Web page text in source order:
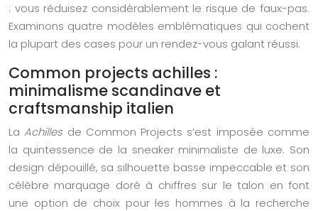
: vous réduisez considérablement le risque de faux-pas.
Examinons quatre modèles emblématiques qui cochent
la plupart des cases pour un rendez-vous galant réussi.
Common projects achilles :
minimalisme scandinave et
craftsmanship italien
LaAchillesde Common Projects s’est imposée comme
la quintessence de la sneaker minimaliste de luxe. Son
design dépouillé, sa silhouette basse impeccable et son
célèbre marquage doré à chiffres sur le talon en font
une option de choix pour les hommes à la recherche